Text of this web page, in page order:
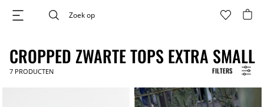
FILTERS
CROPPED ZWARTE TOPS EXTRA SMALL
7 PRODUCTEN